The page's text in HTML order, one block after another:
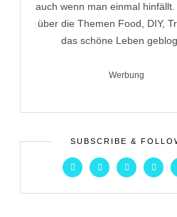
auch wenn man einmal hinfällt.
über die Themen Food, DIY,
das schöne Leben
Werbung
SUBSCRIBE &